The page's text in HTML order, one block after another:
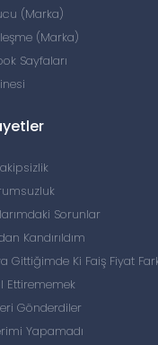
(Marka)
(Marka)
Sayfaları
Sorunlar
Kandırıldım
Gittiğimde Ki Faiş Fiyat
Ettirememek
Gönderdiler
Yapamadı